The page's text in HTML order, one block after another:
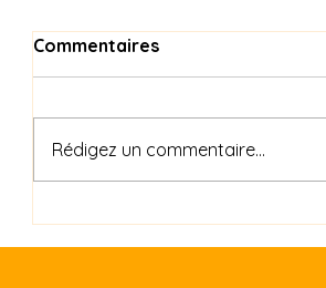
لجميلات الحکاية ضمن ليالي
Commentaires
Rédigez un commentaire...